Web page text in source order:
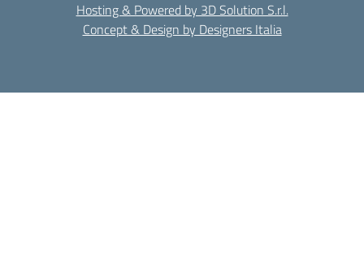
Hosting & Powered by 3D Solution S.r.l.
Concept & Design by Designers Italia